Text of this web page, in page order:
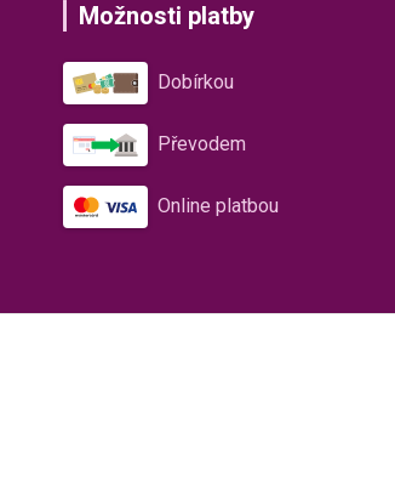
Možnosti platby
Dobírkou
Převodem
Online platbou